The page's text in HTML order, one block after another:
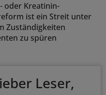
oder Kreatinin-
ist ein Streit unter
Zuständigkeiten
zu spüren
Leser,